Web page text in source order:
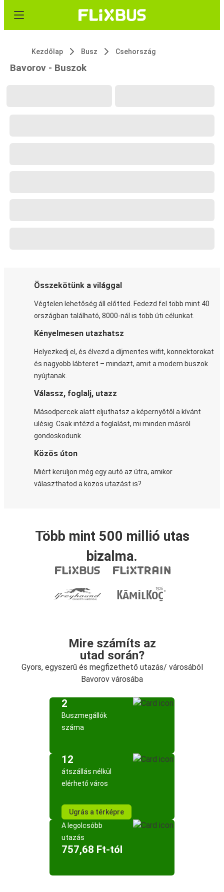
Kezdőlap Busz Csehország
Bavorov - Buszok
Összekötünk a világgal
Végtelen lehetőség áll előtted. Fedezd fel több mint 40
országban található, 8000-nál is több úti célunkat.
Kényelmesen utazhatsz
Helyezkedj el, és élvezd a díjmentes wifit, konnektorokat
és nagyobb lábteret – mindazt, amit a modern buszok
nyújtanak.
Válassz, foglalj, utazz
Másodpercek alatt eljuthatsz a képernyőtől a kívánt
ülésig. Csak intézd a foglalást, mi minden másról
gondoskodunk.
Közös úton
Miért kerüljön még egy autó az útra, amikor
választhatod a közös utazást is?
Több mint 500 millió utas
bizalma.
Mire számíts az
utad során?
Gyors, egyszerű és megfizethető utazás/ városából
Bavorov városába
2
Buszmegállók
száma
12
átszállás nélkül
elérhető város
Ugrás a térképre
A legolcsóbb
utazás
757,68 Ft-tól